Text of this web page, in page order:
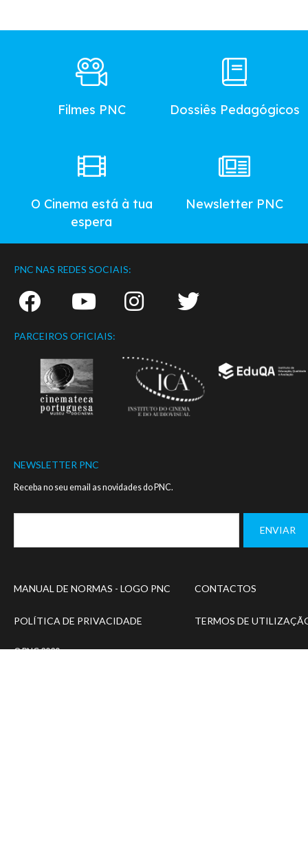
Filmes PNC Dossiês Pedagógicos
O Cinema está à tua
espera
Newsletter PNC
PNC NAS REDES SOCIAIS:
PARCEIROS OFICIAIS:
NEWSLETTER PNC
Receba no seu email as novidades do PNC.
Footer
MANUAL DE NORMAS - LOGO PNC CONTACTOS
POLÍTICA DE PRIVACIDADE TERMOS DE
© PNC 2020